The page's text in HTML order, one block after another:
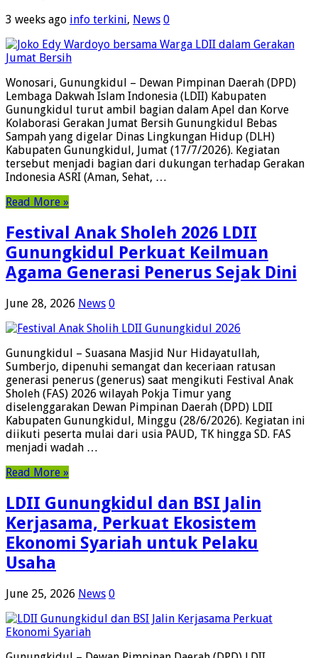
3 weeks ago info terkini, News 0
Wonosari, Gunungkidul – Dewan Pimpinan Daerah (DPD)
Lembaga Dakwah Islam Indonesia (LDII) Kabupaten
Gunungkidul turut ambil bagian dalam Apel dan Korve
Kolaborasi Gerakan Jumat Bersih Gunungkidul Bebas
Sampah yang digelar Dinas Lingkungan Hidup (DLH)
Kabupaten Gunungkidul, Jumat (17/7/2026). Kegiatan
tersebut menjadi bagian dari dukungan terhadap Gerakan
Indonesia ASRI (Aman, Sehat, …
Read More »
Festival Anak Sholeh 2026 LDII
Gunungkidul Perkuat Keilmuan
Agama Generasi Penerus Sejak Dini
June 28, 2026 News 0
Gunungkidul – Suasana Masjid Nur Hidayatullah,
Sumberjo, dipenuhi semangat dan keceriaan ratusan
generasi penerus (generus) saat mengikuti Festival Anak
Sholeh (FAS) 2026 wilayah Pokja Timur yang
diselenggarakan Dewan Pimpinan Daerah (DPD) LDII
Kabupaten Gunungkidul, Minggu (28/6/2026). Kegiatan ini
diikuti peserta mulai dari usia PAUD, TK hingga SD. FAS
menjadi wadah …
Read More »
LDII Gunungkidul dan BSI Jalin
Kerjasama, Perkuat Ekosistem
Ekonomi Syariah untuk Pelaku
Usaha
June 25, 2026 News 0